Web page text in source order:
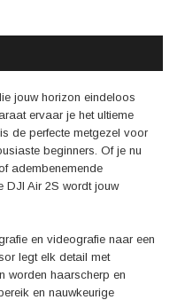
beelden, zelfs bij weinig
van je vliegervaring. Ook de
app worden geprezen.
magische vliegervaring.
Maak
de wereld. De DJI Air 2S is
passie voor luchtfotografie en
jouw horizon eindeloos
ervaar je het ultieme
de perfecte metgezel voor
beginners. Of je nu
adembenemende
DJI Air 2S wordt jouw
en videografie naar een
legt elk detail met
worden haarscherp en
en nauwkeurige